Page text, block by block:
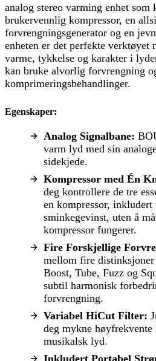
analog stereo varming enhet som
brukervennlig kompressor, en
forvrengningsgenerator og en
enheten er det perfekte verktøyet
varme, tykkelse og karakter i
kan bruke alvorlig forvrengning
komprimeringsbehandlinger.
Egenskaper:
Analog Signalbane:
varm lyd med sin
sidekjede.
Kompressor med Én
deg kontrollere de tre
en kompressor,
sminkegevinst, uten å
kompressor fungerer.
Fire Forskjellige
mellom fire
Boost, Tube, Fuzz og
subtil harmonisk
forvrengning.
Variabel HiCut Filter:
deg mykne
musikalsk lyd.
Inkludert Portabel